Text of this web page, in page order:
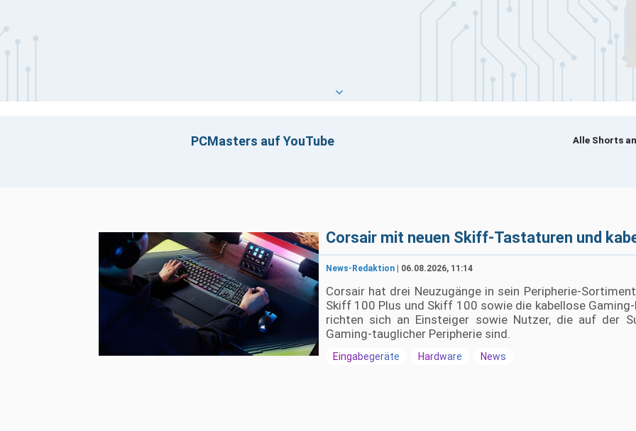
PCMasters auf YouTube Alle Shorts
Klicken zum Laden · Erst beim Klick werden YouTube-Cookies gesetzt
Corsair mit neuen Skiff-Tastaturen und
News-Redaktion| 06.08.2026, 11:14
Corsair hat drei Neuzugänge in sein Peripherie-
Skiff 100 Plus und Skiff 100 sowie die kabellose
richten sich an Einsteiger sowie Nutzer, die auf der
Gaming-tauglicher Peripherie sind.
Eingabegeräte Hardware News